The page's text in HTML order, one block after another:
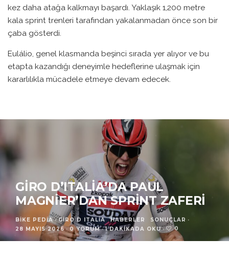
kez daha atağa kalkmayı başardı. Yaklaşık 1,200 metre
kala sprint trenleri tarafından yakalanmadan önce son bir
çaba gösterdi.
Eulálio, genel klasmanda beşinci sırada yer alıyor ve bu
etapta kazandığı deneyimle hedeflerine ulaşmak için
kararlılıkla mücadele etmeye devam edecek.
GIRO D’ITALIA’DA PAUL
MAGNIER’DAN SPRINT ZAFERI
BIKE PEDIA · GIRO D ITALIA HABERLER SONUÇLAR ·
28 MAYIS 2026 · 0 YORUM · 1 DAKIKADA OKU · 0